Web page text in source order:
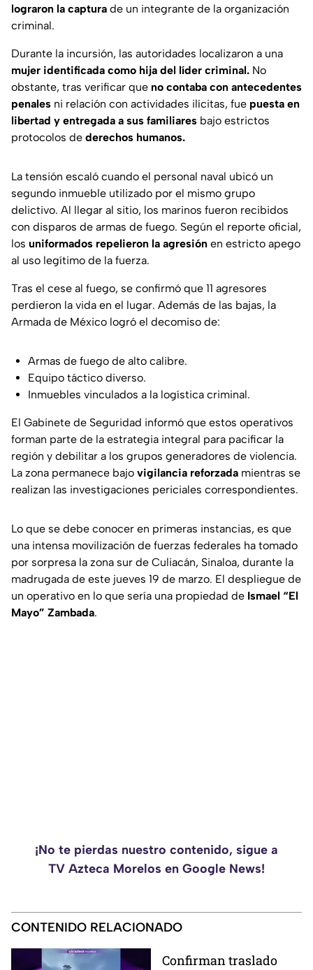
lograron la captura de un integrante de la organización
criminal.
Durante la incursión, las autoridades localizaron a una
mujer identificada como hija del líder criminal. No
obstante, tras verificar que no contaba con antecedentes
penales ni relación con actividades ilícitas, fue puesta en
libertad y entregada a sus familiares bajo estrictos
protocolos de derechos humanos.
La tensión escaló cuando el personal naval ubicó un
segundo inmueble utilizado por el mismo grupo
delictivo. Al llegar al sitio, los marinos fueron recibidos
con disparos de armas de fuego. Según el reporte oficial,
los uniformados repelieron la agresión en estricto apego
al uso legítimo de la fuerza.
Tras el cese al fuego, se confirmó que 11 agresores
perdieron la vida en el lugar. Además de las bajas, la
Armada de México logró el decomiso de:
Armas de fuego de alto calibre.
Equipo táctico diverso.
Inmuebles vinculados a la logística criminal.
El Gabinete de Seguridad informó que estos operativos
forman parte de la estrategia integral para pacificar la
región y debilitar a los grupos generadores de violencia.
La zona permanece bajo vigilancia reforzada mientras se
realizan las investigaciones periciales correspondientes.
Lo que se debe conocer en primeras instancias, es que
una intensa movilización de fuerzas federales ha tomado
por sorpresa la zona sur de Culiacán, Sinaloa, durante la
madrugada de este jueves 19 de marzo. El despliegue de
un operativo en lo que sería una propiedad de Ismael “El
Mayo” Zambada.
¡No te pierdas nuestro contenido, sigue a
TV Azteca Morelos en Google News!
CONTENIDO RELACIONADO
Confirman traslado